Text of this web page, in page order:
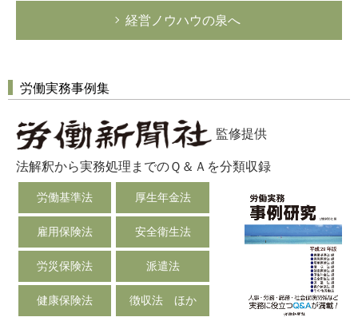
経営ノウハウの泉へ
労働実務事例集
監修提供
法解釈から実務処理までのＱ＆Ａを分類収録
労働基準法 厚生年金法
雇用保険法 安全衛生法
労災保険法 派遣法
健康保険法 徴収法 ほか